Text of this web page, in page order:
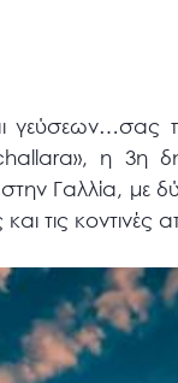
γεύσεων…σας
η 3η
Γαλλία, με
τις κοντινές